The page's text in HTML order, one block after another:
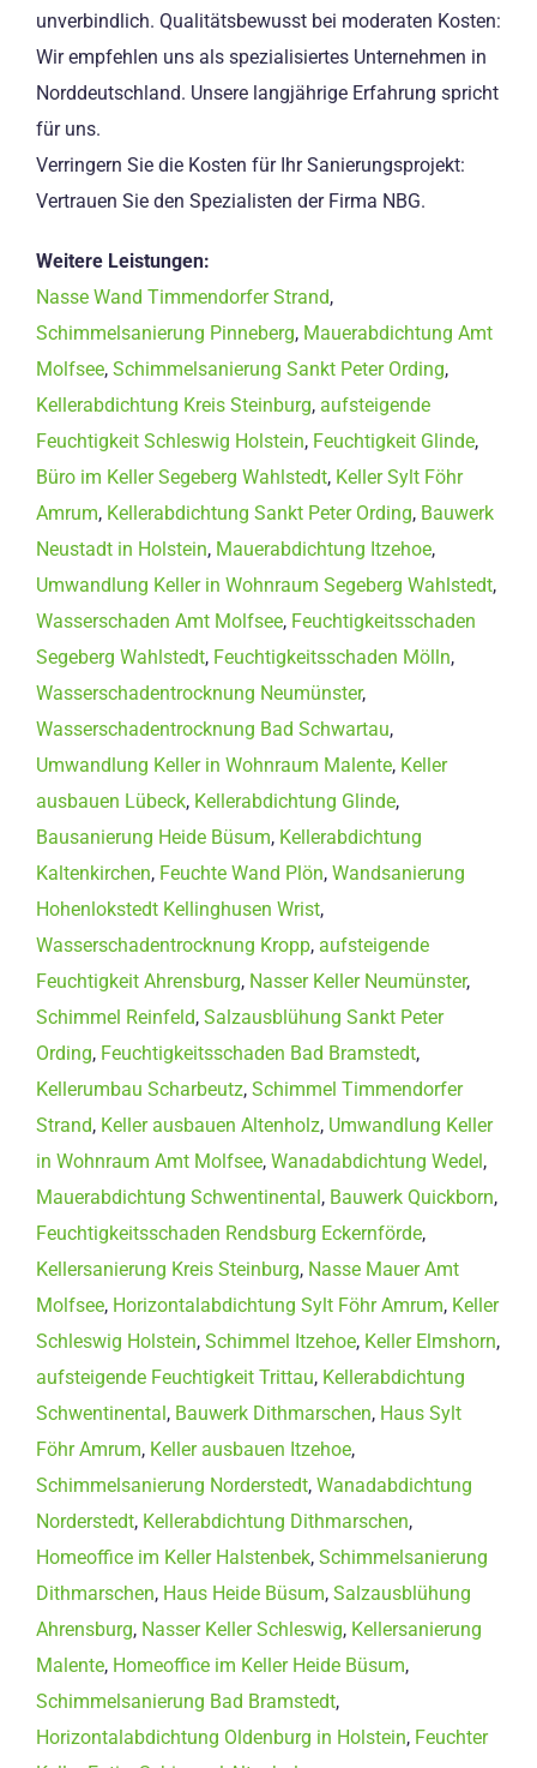
unverbindlich. Qualitätsbewusst bei moderaten Kosten:
Wir empfehlen uns als spezialisiertes Unternehmen in
Norddeutschland. Unsere langjährige Erfahrung spricht
für uns.
Verringern Sie die Kosten für Ihr Sanierungsprojekt:
Vertrauen Sie den Spezialisten der Firma NBG.
Weitere Leistungen:
Nasse Wand Timmendorfer Strand,
Schimmelsanierung Pinneberg, Mauerabdichtung Amt
Molfsee, Schimmelsanierung Sankt Peter Ording,
Kellerabdichtung Kreis Steinburg, aufsteigende
Feuchtigkeit Schleswig Holstein, Feuchtigkeit Glinde,
Büro im Keller Segeberg Wahlstedt, Keller Sylt Föhr
Amrum, Kellerabdichtung Sankt Peter Ording, Bauwerk
Neustadt in Holstein, Mauerabdichtung Itzehoe,
Umwandlung Keller in Wohnraum Segeberg Wahlstedt,
Wasserschaden Amt Molfsee, Feuchtigkeitsschaden
Segeberg Wahlstedt, Feuchtigkeitsschaden Mölln,
Wasserschadentrocknung Neumünster,
Wasserschadentrocknung Bad Schwartau,
Umwandlung Keller in Wohnraum Malente, Keller
ausbauen Lübeck, Kellerabdichtung Glinde,
Bausanierung Heide Büsum, Kellerabdichtung
Kaltenkirchen, Feuchte Wand Plön, Wandsanierung
Hohenlokstedt Kellinghusen Wrist,
Wasserschadentrocknung Kropp, aufsteigende
Feuchtigkeit Ahrensburg, Nasser Keller Neumünster,
Schimmel Reinfeld, Salzausblühung Sankt Peter
Ording, Feuchtigkeitsschaden Bad Bramstedt,
Kellerumbau Scharbeutz, Schimmel Timmendorfer
Strand, Keller ausbauen Altenholz, Umwandlung Keller
in Wohnraum Amt Molfsee, Wanadabdichtung Wedel,
Mauerabdichtung Schwentinental, Bauwerk Quickborn,
Feuchtigkeitsschaden Rendsburg Eckernförde,
Kellersanierung Kreis Steinburg, Nasse Mauer Amt
Molfsee, Horizontalabdichtung Sylt Föhr Amrum, Keller
Schleswig Holstein, Schimmel Itzehoe, Keller Elmshorn,
aufsteigende Feuchtigkeit Trittau, Kellerabdichtung
Schwentinental, Bauwerk Dithmarschen, Haus Sylt
Föhr Amrum, Keller ausbauen Itzehoe,
Schimmelsanierung Norderstedt, Wanadabdichtung
Norderstedt, Kellerabdichtung Dithmarschen,
Homeoffice im Keller Halstenbek, Schimmelsanierung
Dithmarschen, Haus Heide Büsum, Salzausblühung
Ahrensburg, Nasser Keller Schleswig, Kellersanierung
Malente, Homeoffice im Keller Heide Büsum,
Schimmelsanierung Bad Bramstedt,
Horizontalabdichtung Oldenburg in Holstein, Feuchter